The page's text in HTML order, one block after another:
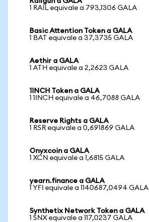
1 RAIL equivale a 793,1306 GALA
Basic Attention Token a GALA
1 BAT equivale a 37,3735 GALA
Aethir a GALA
1 ATH equivale a 2,2623 GALA
1INCH Token a GALA
1 1INCH equivale a 46,7088 GALA
Reserve Rights a GALA
1 RSR equivale a 0,691869 GALA
Onyxcoin a GALA
1 XCN equivale a 1,6815 GALA
yearn.finance a GALA
1 YFI equivale a 1140687,0494 GALA
Synthetix Network Token a GALA
1 SNX equivale a 117,0237 GALA